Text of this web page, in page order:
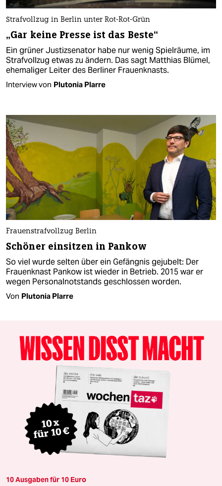
Strafvollzug in Berlin unter Rot-Rot-Grün
„Gar keine Presse ist das Beste“
Ein grüner Justizsenator habe nur wenig Spielräume, im
Strafvollzug etwas zu ändern. Das sagt Matthias Blümel,
ehemaliger Leiter des Berliner Frauenknasts.
Interview von Plutonia Plarre
Frauenstrafvollzug Berlin
Schöner einsitzen in Pankow
So viel wurde selten über ein Gefängnis gejubelt: Der
Frauenknast Pankow ist wieder in Betrieb. 2015 war er
wegen Personalnotstands geschlossen worden.
Von Plutonia Plarre
10 Ausgaben für 10 Euro